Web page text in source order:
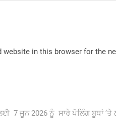
website in this browser for the
7 ਜੂਨ 2026 ਨੂੰ ਸਾਰੇ ਪੋਲਿੰਗ ਬੂਥਾਂ